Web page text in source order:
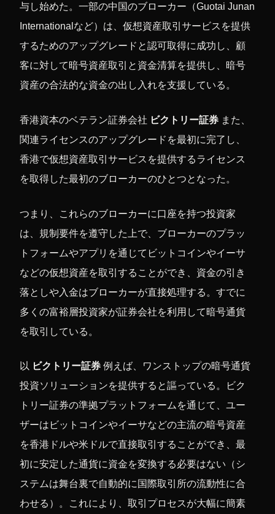
与し始めた。一部の中国のブローカー（Guotai Junan
Internationalなど）は、仮想資産取引サービスを提供
するためのアップグレードと認可取得に成功し、顧
客に対して暗号資産取引と資金清算を提供し、暗号
資産の合法的な資金の出し入れを支援している。
香港資本のベテラン証券会社 ビクトリー証券 また、
関連ライセンスのアップグレードを最初に完了し、
香港で仮想資産取引サービスを提供するライセンス
を取得した最初のブローカーのひとつとなった。
つまり、これらのブローカーに口座を持つ投資家
は、規制要件を遵守した上で、ブローカーのプラッ
トフォームやアプリを通じてビットコインやイーサ
などの仮想資産を取引することができ、資金の引き
落としや入金はブローカーが直接処理する。すでに
多くの富裕層投資家が証券会社を利用して暗号通貨
を取引している。
以 ビクトリー証券 例えば、ワンストップの暗号通貨
投資ソリューションを提供すると謳っている。ビク
トリー証券の準拠プラットフォームを通じて、ユー
ザーはビットコインやイーサなどの主流の暗号資産
を香港ドルや米ドルで直接取引することができ、最
初に安定した通貨に資金を変換する必要はない（シ
ステムは舞台裏で自動的に国際取引所の流動性に合
わせる）。これにより、取引プロセスが大幅に簡素